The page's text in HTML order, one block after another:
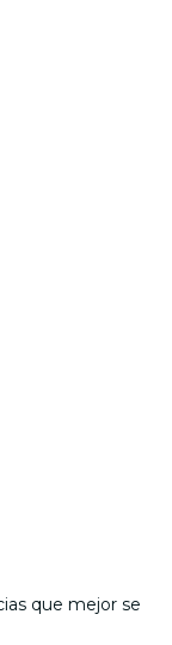
que mejor se